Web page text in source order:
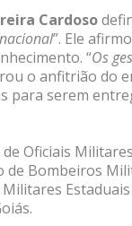
Cardoso
”. Ele
“Os
o anfitrião do
para serem
Oficiais
de Bombeiros